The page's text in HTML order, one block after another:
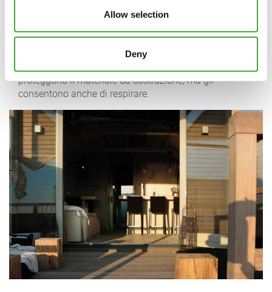
Allow selection
Deny
vacanza, puoi provare tu stesso. E gli appassionati del
casa tutto loro possono trovare da Osmo i materiali
più importanti per la progettazione: legname di qualità
proteggono il materiale da costruzione, ma gli
consentono anche di respirare.